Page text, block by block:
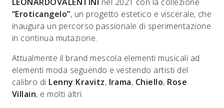
“Eroticangelo”, un progetto estetico e viscerale, che
inaugura un percorso passionale di sperimentazione
in continua mutazione.
Attualmente il brand mescola elementi musicali ad
elementi moda seguendo e vestendo artisti del
calibro di Lenny Kravitz, Irama, Chiello, Rose
Villain, e molti altri.